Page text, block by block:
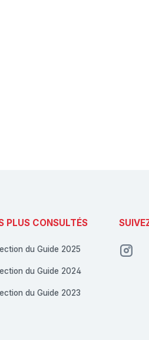
PLUS CONSULTÉS
du Guide 2025
du Guide 2024
du Guide 2023